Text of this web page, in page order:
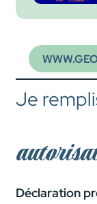
Je
Déclaration